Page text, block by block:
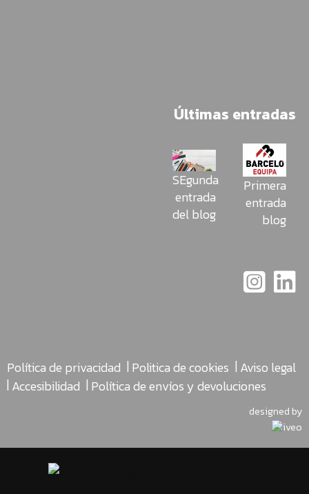
Últimas entradas
SEgunda
entrada
del blog
Primera
entrada
blog
Política de privacidad | Politica de cookies | Aviso legal
| Accesibilidad | Política de envíos y devoluciones
designed by